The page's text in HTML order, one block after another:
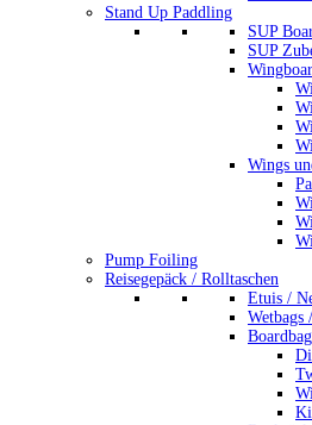
Stand Up Paddling
SUP
SUP
Wings
Pump Foiling
Reisegepäck / Rolltaschen
Etuis /
Wetbags